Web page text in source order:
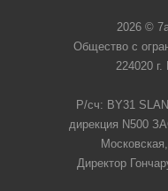
2026 ©
Общество с
224020
Р/сч: BY31
дирекция N500
Директор